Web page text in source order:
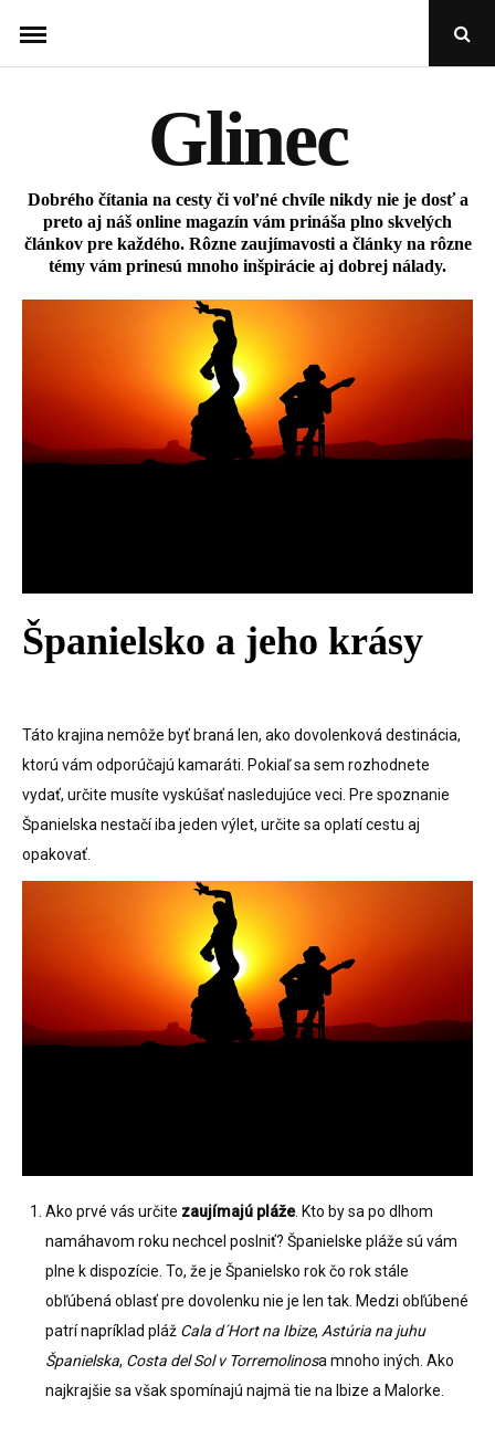
content
Open
Glinec
Dobrého čítania na cesty či voľné chvíle nikdy nie je dosť a
preto aj náš online magazín vám prináša plno skvelých
článkov pre každého. Rôzne zaujímavosti a články na rôzne
témy vám prinesú mnoho inšpirácie aj dobrej nálady.
Španielsko a jeho krásy
Táto krajina nemôže byť braná len, ako dovolenková destinácia,
ktorú vám odporúčajú kamaráti. Pokiaľ sa sem rozhodnete
vydať, určite musíte vyskúšať nasledujúce veci. Pre spoznanie
Španielska nestačí iba jeden výlet, určite sa oplatí cestu aj
opakovať.
Ako prvé vás určite zaujímajú pláže. Kto by sa po dlhom
namáhavom roku nechcel poslniť? Španielske pláže sú vám
plne k dispozície. To, že je Španielsko rok čo rok stále
obľúbená oblasť pre dovolenku nie je len tak. Medzi obľúbené
patrí napríklad pláž Cala d´Hort na Ibize, Astúria na juhu
Španielska, Costa del Sol v Torremolinosa mnoho iných. Ako
najkrajšie sa však spomínajú najmä tie na Ibize a Malorke.